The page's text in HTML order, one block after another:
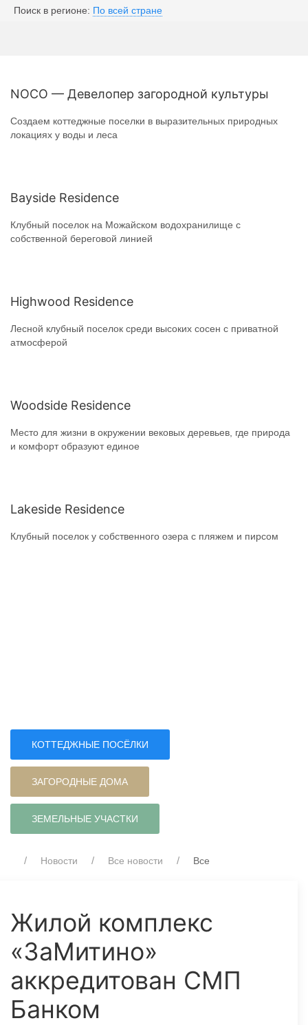
Поиск в регионе: По всей стране
NOCO — Девелопер загородной культуры
Создаем коттеджные поселки в выразительных природных
локациях у воды и леса
Bayside Residence
Клубный поселок на Можайском водохранилище с
собственной береговой линией
Highwood Residence
Лесной клубный поселок среди высоких сосен с приватной
атмосферой
Woodside Residence
Место для жизни в окружении вековых деревьев, где природа
и комфорт образуют единое
Lakeside Residence
Клубный поселок у собственного озера с пляжем и пирсом
КОТТЕДЖНЫЕ ПОСЁЛКИ
ЗАГОРОДНЫЕ ДОМА
ЗЕМЕЛЬНЫЕ УЧАСТКИ
Новости Все новости Все
Жилой комплекс
«ЗаМитино»
аккредитован СМП
Банком